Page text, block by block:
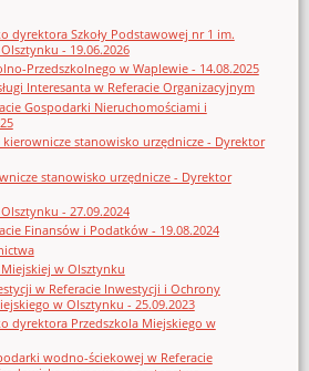
dyrektora Szkoły Podstawowej nr 1 im.
- 19.06.2026
Przedszkolnego w Waplewie - 14.08.2025
Interesanta w Referacie Organizacyjnym
Gospodarki Nieruchomościami i
stanowisko urzędnicze - Dyrektor
stanowisko urzędnicze - Dyrektor
- 27.09.2024
Finansów i Podatków - 19.08.2024
w Olsztynku
w Referacie Inwestycji i Ochrony
w Olsztynku - 25.09.2023
dyrektora Przedszkola Miejskiego w
wodno-ściekowej w Referacie